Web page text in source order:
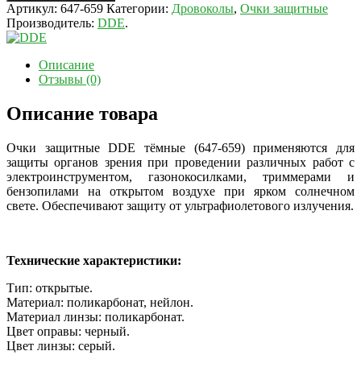
Артикул: 647-659 Категории: Дровоколы, Очки защитные
Производитель: DDE.
Описание
Отзывы (0)
Описание товара
Очки защитные DDE тёмные (647-659) применяются для
защиты органов зрения при проведении различных работ с
электроинструментом, газонокосилками, триммерами и
бензопилами на открытом воздухе при ярком солнечном
свете. Обеспечивают защиту от ультрафиолетового излучения.
Технические характеристики:
Тип: открытые.
Материал: поликарбонат, нейлон.
Материал линзы: поликарбонат.
Цвет оправы: черный.
Цвет линзы: серый.